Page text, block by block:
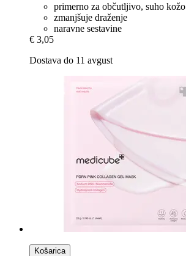
primerno za občutljivo, suho kožo
zmanjšuje draženje
naravne sestavine
€ 3,05
Dostava do 11 avgust
Košarica